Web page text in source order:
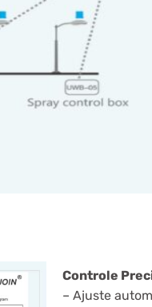
Controle
– Ajuste